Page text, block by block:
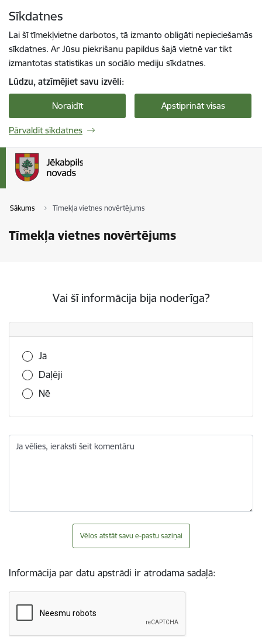
Sīkdatnes
Lai šī tīmekļvietne darbotos, tā izmanto obligāti nepieciešamās
sīkdatnes. Ar Jūsu piekrišanu papildus šajā vietnē var tikt
izmantotas statistikas un sociālo mediju sīkdatnes.
Lūdzu, atzīmējiet savu izvēli:
Noraidīt Apstiprināt visas
Pārvaldīt sīkdatnes
Sākums Tīmekļa vietnes novērtējums
Tīmekļa vietnes novērtējums
Vai šī informācija bija noderīga?
Vai šī informācija bija noderīga?
Jā
Daļēji
Nē
Ja vēlies, ieraksti šeit komentāru
Vēlos atstāt savu e-pastu saziņai
Informācija par datu apstrādi ir atrodama sadaļā: